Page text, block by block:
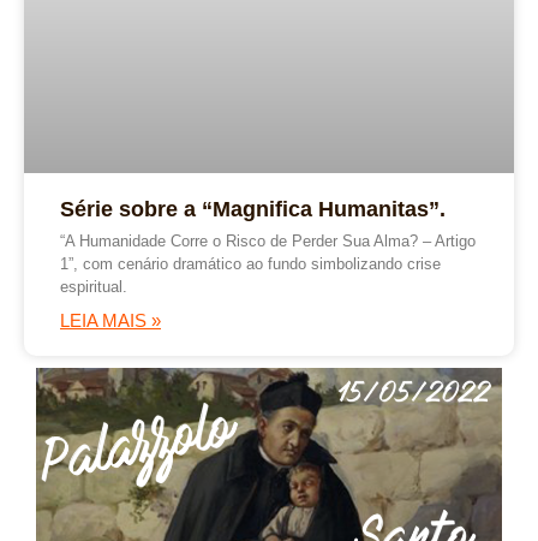
Série sobre a “Magnifica Humanitas”.
“A Humanidade Corre o Risco de Perder Sua Alma? – Artigo
1”, com cenário dramático ao fundo simbolizando crise
espiritual.
LEIA MAIS »